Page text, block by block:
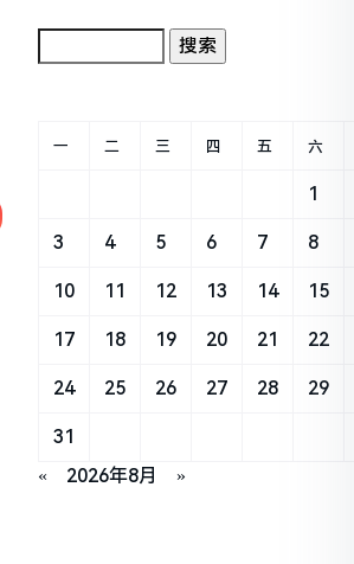
« 2026年8月 »
一 二 三 四 五 六
1
3 4 5 6 7 8
10 11 12 13 14 15
17 18 19 20 21 22
24 25 26 27 28 29
31